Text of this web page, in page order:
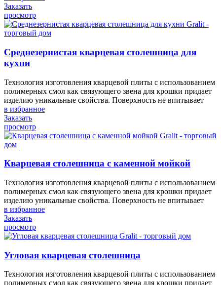
Заказать
просмотр
Среднезернистая кварцевая столешница для
кухни
Технология изготовления кварцевой плиты с использованием
полимерных смол как связующего звена для крошки придает
изделию уникальные свойства. Поверхность не впитывает
в избранное
Заказать
просмотр
Кварцевая столешница с каменной мойкой
Технология изготовления кварцевой плиты с использованием
полимерных смол как связующего звена для крошки придает
изделию уникальные свойства. Поверхность не впитывает
в избранное
Заказать
просмотр
Угловая кварцевая столешница
Технология изготовления кварцевой плиты с использованием
полимерных смол как связующего звена для крошки придает